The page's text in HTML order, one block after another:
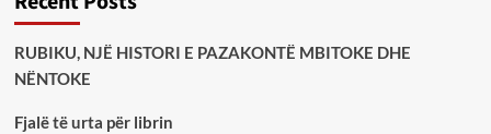
RUBIKU, NJË HISTORI E PAZAKONTË MBITOKE DHE
NËNTOKE
Fjalë të urta për librin